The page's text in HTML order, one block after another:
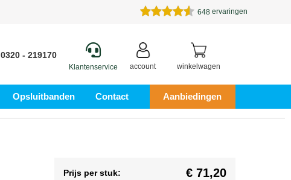
648 ervaringen
0320 - 219170
Klantenservice account winkelwagen
Opsluitbanden Contact Aanbiedingen
Prijs per stuk: € 71,20